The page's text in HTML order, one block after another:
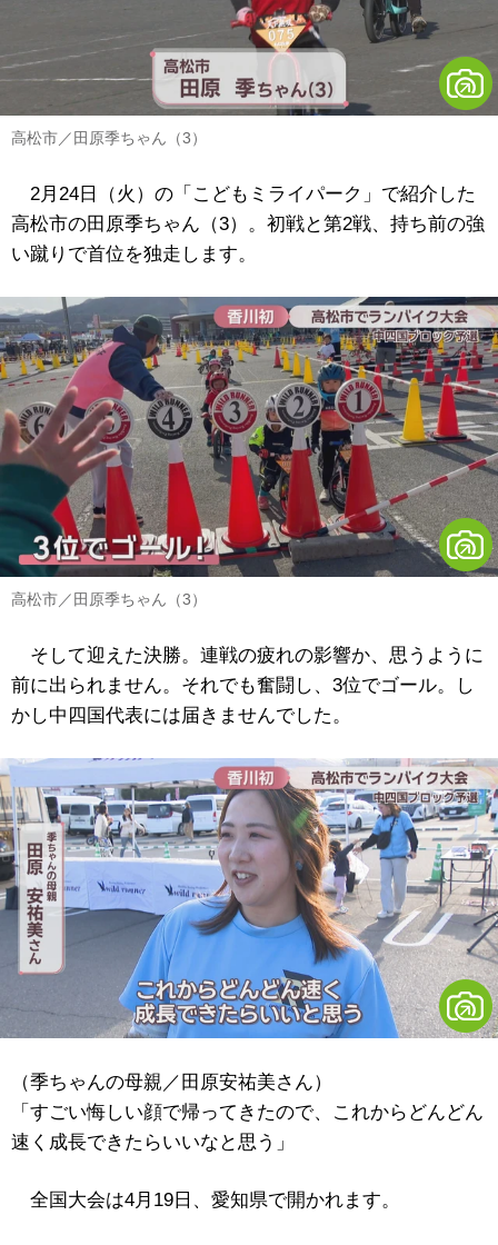
高松市／田原季ちゃん（3）
2月24日（火）の「こどもミライパーク」で紹介した
高松市の田原季ちゃん（3）。初戦と第2戦、持ち前の強
い蹴りで首位を独走します。
高松市／田原季ちゃん（3）
そして迎えた決勝。連戦の疲れの影響か、思うように
前に出られません。それでも奮闘し、3位でゴール。し
かし中四国代表には届きませんでした。
（季ちゃんの母親／田原安祐美さん）
「すごい悔しい顔で帰ってきたので、これからどんどん
速く成長できたらいいなと思う」
全国大会は4月19日、愛知県で開かれます。